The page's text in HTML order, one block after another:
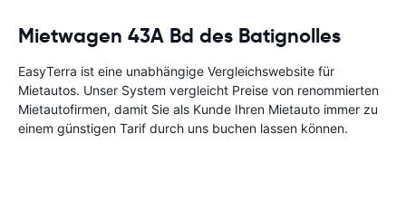
Mietwagen 43A Bd des Batignolles
EasyTerra ist eine unabhängige Vergleichswebsite für
Mietautos. Unser System vergleicht Preise von renommierten
Mietautofirmen, damit Sie als Kunde Ihren Mietauto immer zu
einem günstigen Tarif durch uns buchen lassen können.